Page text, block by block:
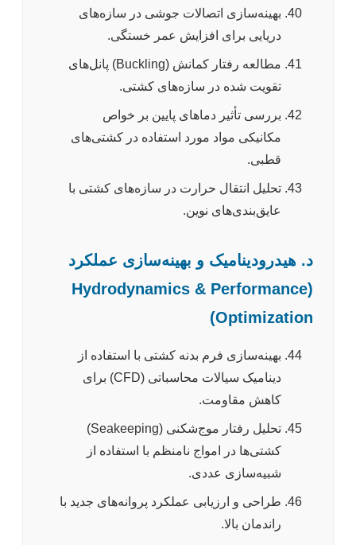
بهینه‌سازی اتصالات جوشی در سازه‌های
دریایی برای افزایش عمر خستگی.
مطالعه رفتار کمانش (Buckling) پانل‌های
تقویت شده در سازه‌های کشتی.
بررسی تأثیر دماهای پایین بر خواص
مکانیکی مواد مورد استفاده در کشتی‌های
قطبی.
تحلیل انتقال حرارت در سازه‌های کشتی با
عایق‌بندی‌های نوین.
د. هیدرودینامیک و بهینه‌سازی عملکرد
(Hydrodynamics & Performance
Optimization)
بهینه‌سازی فرم بدنه کشتی با استفاده از
دینامیک سیالات محاسباتی (CFD) برای
کاهش مقاومت.
تحلیل رفتار موج‌شکنی (Seakeeping)
کشتی‌ها در امواج نامنظم با استفاده از
شبیه‌سازی عددی.
طراحی و ارزیابی عملکرد پروانه‌های جدید با
راندمان بالا.